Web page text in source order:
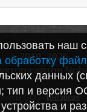
© 2010–2026
сайтов
Проект ООО «
Интэрсо»
ИНН 1001172170
наш
обработку
данных
тип и версия
и